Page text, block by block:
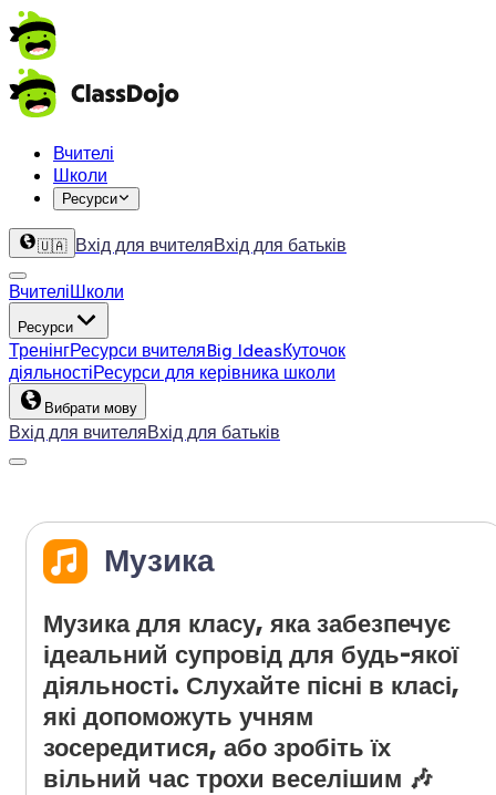
Вчителі
Школи
Ресурси
🇺🇦 Вхід для вчителяВхід для батьків
ВчителіШколи
Ресурси
ТренінгРесурси вчителяBig IdeasКуточок
діяльностіРесурси для керівника школи
Вибрати мову
Вхід для вчителяВхід для батьків
Музика
Музика для класу, яка забезпечує
ідеальний супровід для будь-якої
діяльності. Слухайте пісні в класі,
які допоможуть учням
зосередитися, або зробіть їх
вільний час трохи веселішим 🎶